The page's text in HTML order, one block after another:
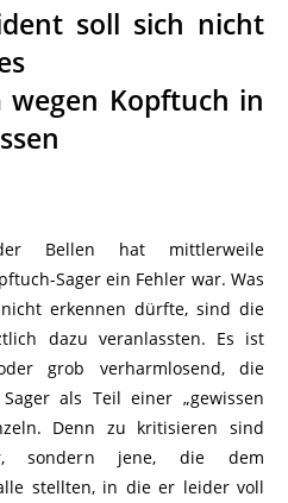
soll sich nicht
wegen Kopftuch in
Bellen hat mittlerweile
Sager ein Fehler war. Was
erkennen dürfte, sind die
dazu veranlassten. Es ist
grob verharmlosend, die
als Teil einer „gewissen
Denn zu kritisieren sind
sondern jene, die dem
stellten, in die er leider voll